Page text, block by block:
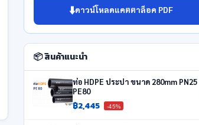
⬇️ดาวน์โหลดแคตตาล็อค PDF
📦 สินค้าแนะนำ
ท่อ HDPE ประปา ขนาด 280mm PN25
PE80
฿2,445 -45%